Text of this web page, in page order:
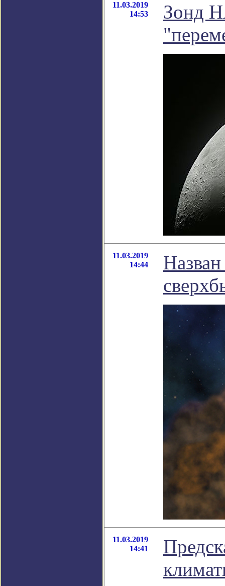
11.03.2019
14:53
Зонд
11.03.2019
14:44
11.03.2019
14:41